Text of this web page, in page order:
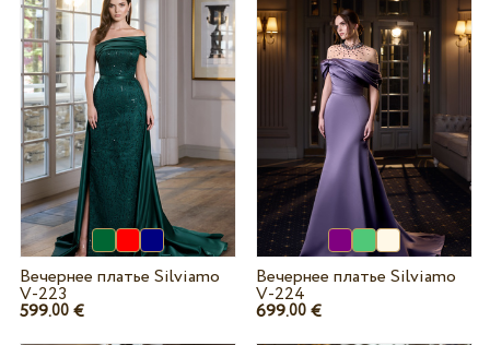
Вечернее платье Silviamo
V-223
599.00€
Вечернее платье Silviamo
V-224
699.00 €